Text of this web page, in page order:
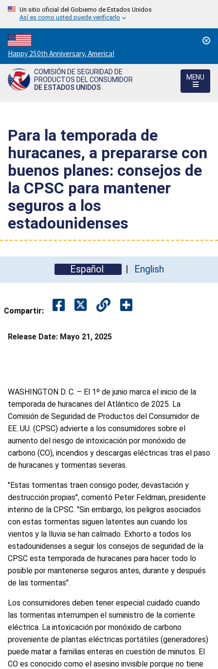
Un sitio oficial del Gobierno de Estados Unidos
Así es como usted puede verificarlo
Countdown
to
America's
250th
Happy 250th Anniversary, America!
COMISIÓN DE SEGURIDAD DE
PRODUCTOS DEL CONSUMIDOR
DE ESTADOS UNIDOS
MENU
Para la temporada de
huracanes, a prepararse con
buenos planes: consejos de
la CPSC para mantener
seguros a los
estadounidenses
Español English
Compartir:
Release Date: Mayo 21, 2025
WASHINGTON D. C. – El 1º de junio marca el inicio de la
temporada de huracanes del Atlántico de 2025. La
Comisión de Seguridad de Productos del Consumidor de
EE. UU. (CPSC) advierte a los consumidores sobre el
aumento del riesgo de intoxicación por monóxido de
carbono (CO), incendios y descargas eléctricas tras el paso
de huracanes y tormentas severas.
"Estas tormentas traen consigo poder, devastación y
destrucción propias", comentó Peter Feldman, presidente
interino de la CPSC. "Sin embargo, los peligros asociados
con estas tormentas siguen latentes aun cuando los
vientos y la lluvia se han calmado. Exhorto a todos los
estadounidenses a seguir los consejos de seguridad de la
CPSC esta temporada de huracanes para hacer todo lo
posible por mantenerse seguros antes, durante y después
de las tormentas".
Los consumidores deben tener especial cuidado cuando
las tormentas interrumpen el suministro de la corriente
eléctrica. La intoxicación por monóxido de carbono
proveniente de plantas eléctricas portátiles (generadores)
puede matar a familias enteras en cuestión de minutos. El
CO es conocido como el asesino invisible porque no tiene